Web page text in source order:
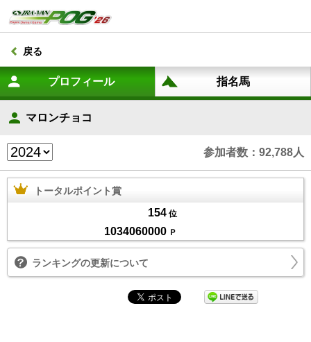
戻る
マロンチョコ
参加者数：92,788人
トータルポイント賞
154 位
1034060000 Ｐ
ランキングの更新について